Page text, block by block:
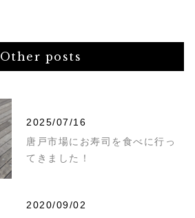
Other posts
2025/07/16
唐戸市場にお寿司を食べに行っ
てきました！
2020/09/02